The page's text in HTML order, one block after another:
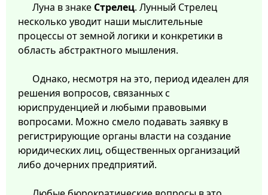
Луна в знаке Стрелец. Лунный Стрелец
несколько уводит наши мыслительные
процессы от земной логики и конкретики в
область абстрактного мышления.
Однако, несмотря на это, период идеален для
решения вопросов, связанных с
юриспруденцией и любыми правовыми
вопросами. Можно смело подавать заявку в
регистрирующие органы власти на создание
юридических лиц, общественных организаций
либо дочерних предприятий.